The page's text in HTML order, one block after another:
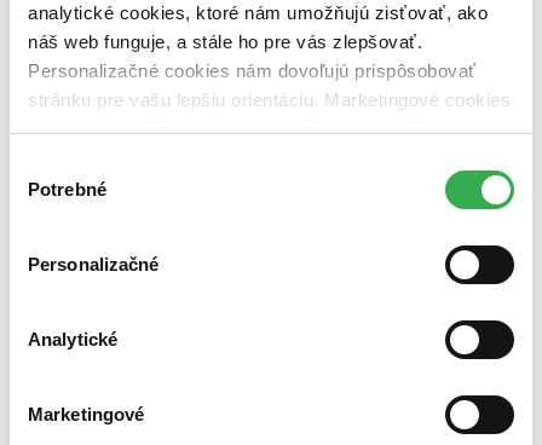
analytické cookies, ktoré nám umožňujú zisťovať, ako
náš web funguje, a stále ho pre vás zlepšovať.
Personalizačné cookies nám dovoľujú prispôsobovať
stránku pre vašu lepšiu orientáciu. Marketingové cookies
nám zas umožňujú zobrazenie relevantnej reklamy.
nám pomohlo, keby sme mohli používať všetky tieto
súhlasu
Potrebné
Personalizačné
Analytické
Marketingové
čítaná (0 titulov)čítaná
čítaná - výborný stav (0 titulov)čítaná - výborný stav
čítaná - mierne opotrebovaná (0 titulov)čítaná - mierne
čítané verzie vypredaných kníh (0 titulov)čítané verzie
vypredaných kníh
Bestsellery
Najdrahšie
Najlacnejšie